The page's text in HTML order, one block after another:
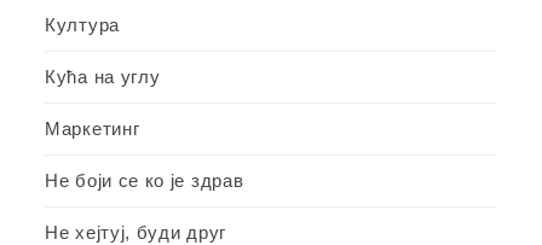
Култура
Кућа на углу
Маркетинг
Не боји се ко је здрав
Не хејтуј, буди друг